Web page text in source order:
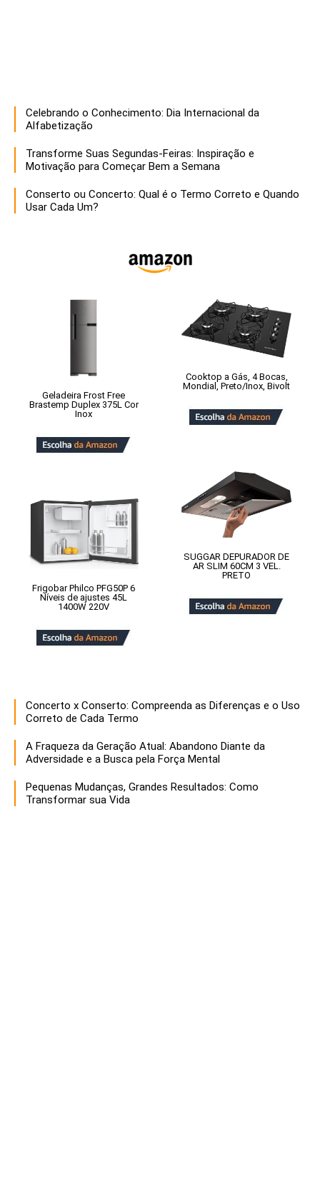
Celebrando o Conhecimento: Dia Internacional da
Alfabetização
Transforme Suas Segundas-Feiras: Inspiração e
Motivação para Começar Bem a Semana
Conserto ou Concerto: Qual é o Termo Correto e Quando
Usar Cada Um?
Geladeira Frost Free
Brastemp Duplex 375L Cor
Inox
Cooktop a Gás, 4 Bocas,
Mondial, Preto/Inox, Bivolt
SUGGAR DEPURADOR DE
AR SLIM 60CM 3 VEL.
PRETO
Frigobar Philco PFG50P 6
Níveis de ajustes 45L
1400W 220V
Concerto x Conserto: Compreenda as Diferenças e o Uso
Correto de Cada Termo
A Fraqueza da Geração Atual: Abandono Diante da
Adversidade e a Busca pela Força Mental
Pequenas Mudanças, Grandes Resultados: Como
Transformar sua Vida